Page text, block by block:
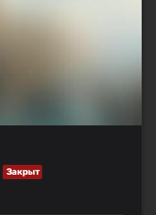
Закрыт